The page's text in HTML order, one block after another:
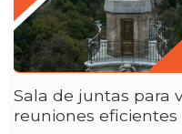
Sala de juntas para
reuniones eficientes